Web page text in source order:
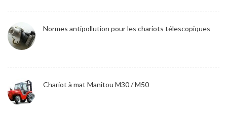
Normes antipollution pour les chariots télescopiques
Chariot à mat Manitou M30 / M50